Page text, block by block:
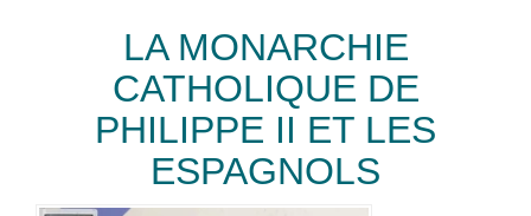
LA MONARCHIE
CATHOLIQUE DE
PHILIPPE II ET LES
ESPAGNOLS